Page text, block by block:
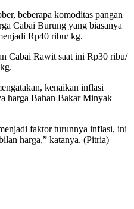
beberapa komoditas pangan
Cabai Burung yang biasanya
Rp40 ribu/ kg.
Cabai Rawit saat ini Rp30 ribu/
kenaikan inflasi
harga Bahan Bakar Minyak
faktor turunnya inflasi, ini
harga,” katanya. (Pitria)